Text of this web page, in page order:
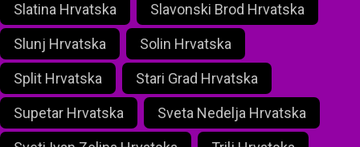
Slatina Hrvatska Slavonski Brod Hrvatska
Slunj Hrvatska Solin Hrvatska
Split Hrvatska Stari Grad Hrvatska
Supetar Hrvatska Sveta Nedelja Hrvatska